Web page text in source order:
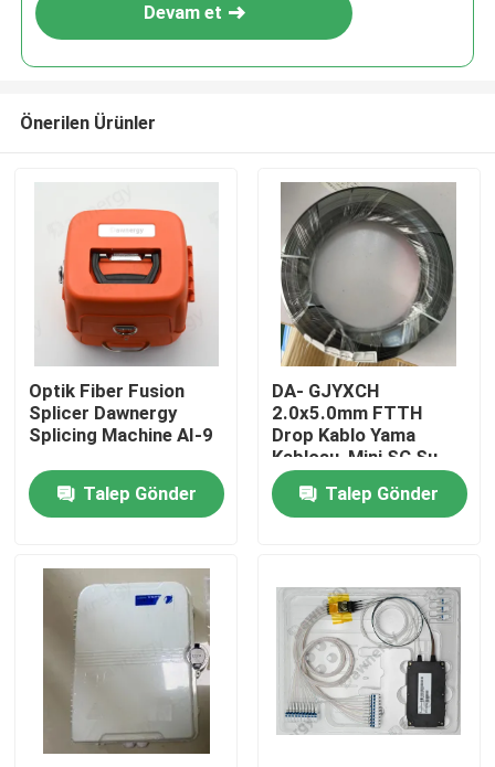
Ürünler
VİDEOLAR
Hakkımızda
Devam et
Önerilen Ürünler
Optik Fiber Fusion
Splicer Dawnergy
Splicing Machine AI-9
Talep Gönder
DA- GJYXCH
2.0x5.0mm FTTH
Drop Kablo Yama
Kablosu, Mini SC Su
Geçirmez Konnektör
ve boru geçiş
konnektörü ile
Talep Gönder